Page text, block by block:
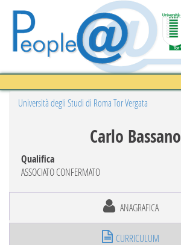
Università degli Studi di Roma Tor Vergata
Carlo Bassano
Qualifica
ASSOCIATO CONFERMATO
ANAGRAFICA
CURRICULUM